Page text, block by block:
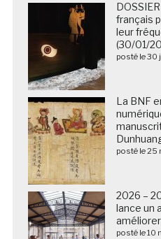
français
leur
(30/01/
posté le 30
La BNF
posté le 25
2026 –
lance un
posté le 10